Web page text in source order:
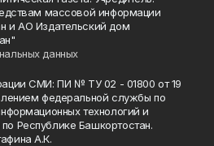
массовой информации
и АО Издательский дом
данных
СМИ: ПИ № ТУ 02 - 01800 от 19
федеральной службы по
технологий и
Республике Башкортостан.
А.К.